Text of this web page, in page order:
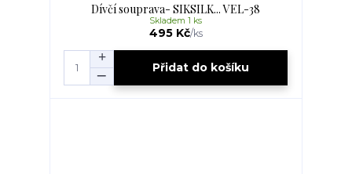
Dívčí souprava- SIKSILK... VEL-38
495 Kč/ks
Skladem 1 ks
Přidat do košíku